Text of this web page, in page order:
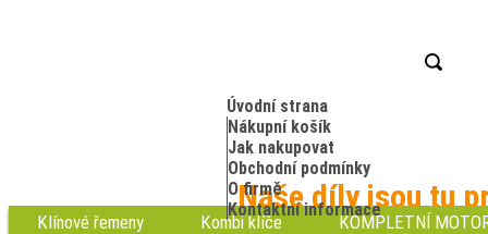
Naše díly jsou tu
Klínové řemeny Kombi klíče
KOMPLETNÍ
Úvodní strana
Nákupní košík
Jak nakupovat
Obchodní podmínky
O firmě
Kontaktní informace